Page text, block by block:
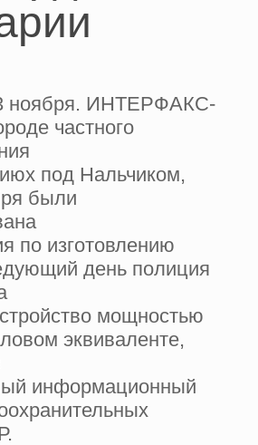
ноября. ИНТЕРФАКС-
частного
под Нальчиком,
были
по изготовлению
день полиция
мощностью
эквиваленте,
информационный